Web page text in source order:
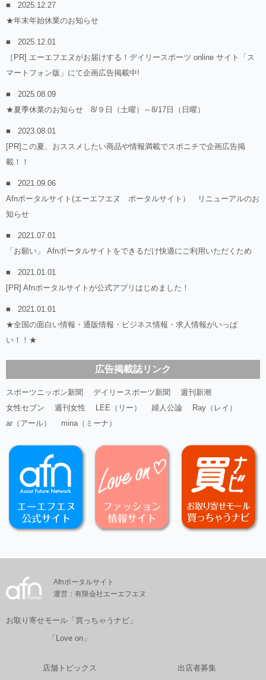
2025.12.27
★年末年始休業のお知らせ
2025.12.01
［PR] エーエフエヌがお届けする！デイリースポーツ online サイト「ス
マートフォン版」にて企画広告掲載中!
2025.08.09
★夏季休業のお知らせ 8/９日（土曜）～8/17日（日曜）
2023.08.01
[PR]この夏、おススメしたい商品や情報満載でスポニチで企画広告掲
載！！
2021.09.06
Afnポータルサイト(エーエフエヌ ポータルサイト） リニューアルのお
知らせ
2021.07.01
「お願い」 Afnポータルサイトをできるだけ快適にご利用いただくため
2021.01.01
[PR] Afnポータルサイトが公式アプリはじめました！
2021.01.01
★全国の面白い情報・通販情報・ビジネス情報・求人情報がいっぱ
い！！★
広告掲載誌リンク
スポーツニッポン新聞 デイリースポーツ新聞
週刊新潮
女性セブン
週刊女性 LEE（リー） 婦人公論
Ray（レイ）
ar（アール）
mina（ミーナ）
Afnポータルサイト
運営：有限会社エーエフエヌ
お取り寄せモール「買っちゃうナビ」
「Love on」
店舗トピックス 出店者募集